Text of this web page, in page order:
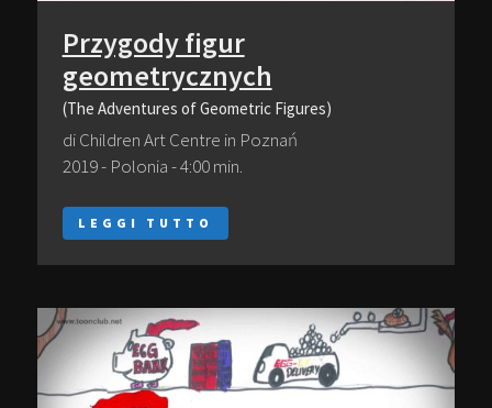
Przygody figur
geometrycznych
(The Adventures of Geometric Figures)
di Children Art Centre in Poznań
2019 - Polonia - 4:00 min.
LEGGI TUTTO